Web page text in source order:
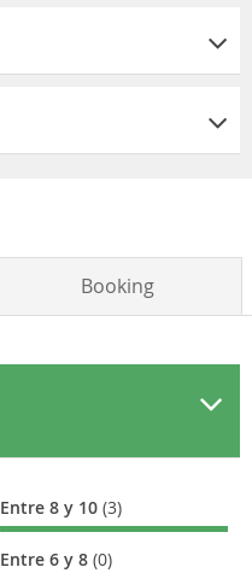
Booking
Entre 8 y 10(3)
Entre 6 y 8(0)